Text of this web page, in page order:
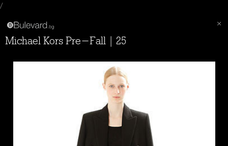
/
Michael Kors Pre-Fall | 25